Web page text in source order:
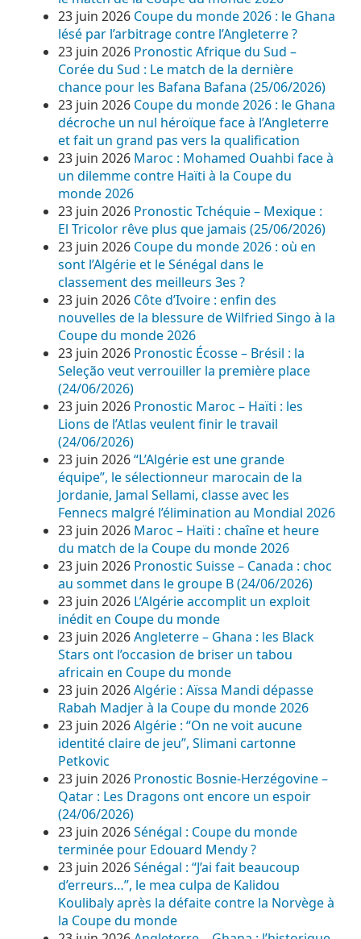
23 juin 2026 Coupe du monde 2026 : le Ghana
lésé par l’arbitrage contre l’Angleterre ?
23 juin 2026 Pronostic Afrique du Sud –
Corée du Sud : Le match de la dernière
chance pour les Bafana Bafana (25/06/2026)
23 juin 2026 Coupe du monde 2026 : le Ghana
décroche un nul héroïque face à l’Angleterre
et fait un grand pas vers la qualification
23 juin 2026 Maroc : Mohamed Ouahbi face à
un dilemme contre Haïti à la Coupe du
monde 2026
23 juin 2026 Pronostic Tchéquie – Mexique :
El Tricolor rêve plus que jamais (25/06/2026)
23 juin 2026 Coupe du monde 2026 : où en
sont l’Algérie et le Sénégal dans le
classement des meilleurs 3es ?
23 juin 2026 Côte d’Ivoire : enfin des
nouvelles de la blessure de Wilfried Singo à la
Coupe du monde 2026
23 juin 2026 Pronostic Écosse – Brésil : la
Seleção veut verrouiller la première place
(24/06/2026)
23 juin 2026 Pronostic Maroc – Haïti : les
Lions de l’Atlas veulent finir le travail
(24/06/2026)
23 juin 2026“L’Algérie est une grande
équipe”, le sélectionneur marocain de la
Jordanie, Jamal Sellami, classe avec les
Fennecs malgré l’élimination au Mondial 2026
23 juin 2026 Maroc – Haïti : chaîne et heure
du match de la Coupe du monde 2026
23 juin 2026 Pronostic Suisse – Canada : choc
au sommet dans le groupe B (24/06/2026)
23 juin 2026 L’Algérie accomplit un exploit
inédit en Coupe du monde
23 juin 2026Angleterre – Ghana : les Black
Stars ont l’occasion de briser un tabou
africain en Coupe du monde
23 juin 2026Algérie : Aïssa Mandi dépasse
Rabah Madjer à la Coupe du monde 2026
23 juin 2026Algérie : “On ne voit aucune
identité claire de jeu”, Slimani cartonne
Petkovic
23 juin 2026 Pronostic Bosnie-Herzégovine –
Qatar : Les Dragons ont encore un espoir
(24/06/2026)
23 juin 2026Sénégal : Coupe du monde
terminée pour Edouard Mendy ?
23 juin 2026Sénégal : “J’ai fait beaucoup
d’erreurs…”, le mea culpa de Kalidou
Koulibaly après la défaite contre la Norvège à
la Coupe du monde